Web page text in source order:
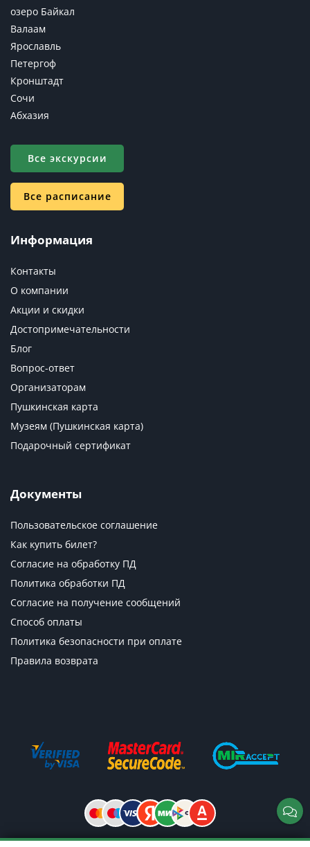
озеро Байкал
Валаам
Ярославль
Петергоф
Кронштадт
Сочи
Абхазия
Все экскурсии
Все расписание
Информация
Контакты
О компании
Акции и скидки
Достопримечательности
Блог
Вопрос-ответ
Организаторам
Пушкинская карта
Музеям (Пушкинская карта)
Подарочный сертификат
Документы
Пользовательское соглашение
Как купить билет?
Согласие на обработку ПД
Политика обработки ПД
Согласие на получение сообщений
Способ оплаты
Политика безопасности при оплате
Правила возврата